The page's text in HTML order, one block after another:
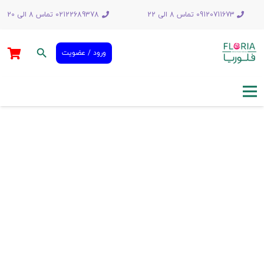
09120711673 تماس 8 الی 22 02122689378 تماس 8 الی 20
ورود / عضویت search